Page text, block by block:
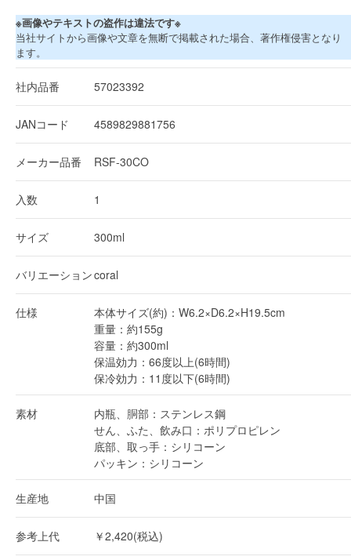
※画像やテキストの盗作は違法です※
当社サイトから画像や文章を無断で掲載された場合、著作権侵害となり
ます。
社内品番 57023392
JANコード 4589829881756
メーカー品番 RSF-30CO
入数 1
サイズ 300ml
バリエーションcoral
仕様
本体サイズ(約)：W6.2×D6.2×H19.5cm
重量：約155g
容量：約300ml
保温効力：66度以上(6時間)
保冷効力：11度以下(6時間)
素材
内瓶、胴部：ステンレス鋼
せん、ふた、飲み口：ポリプロピレン
底部、取っ手：シリコーン
パッキン：シリコーン
生産地 中国
参考上代 ￥2,420(税込)